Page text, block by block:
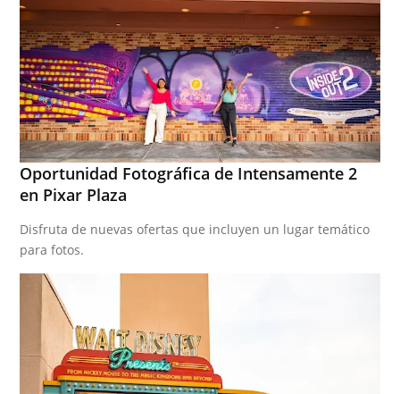
Oportunidad Fotográfica de Intensamente 2
en Pixar Plaza
Disfruta de nuevas ofertas que incluyen un lugar temático
para fotos.